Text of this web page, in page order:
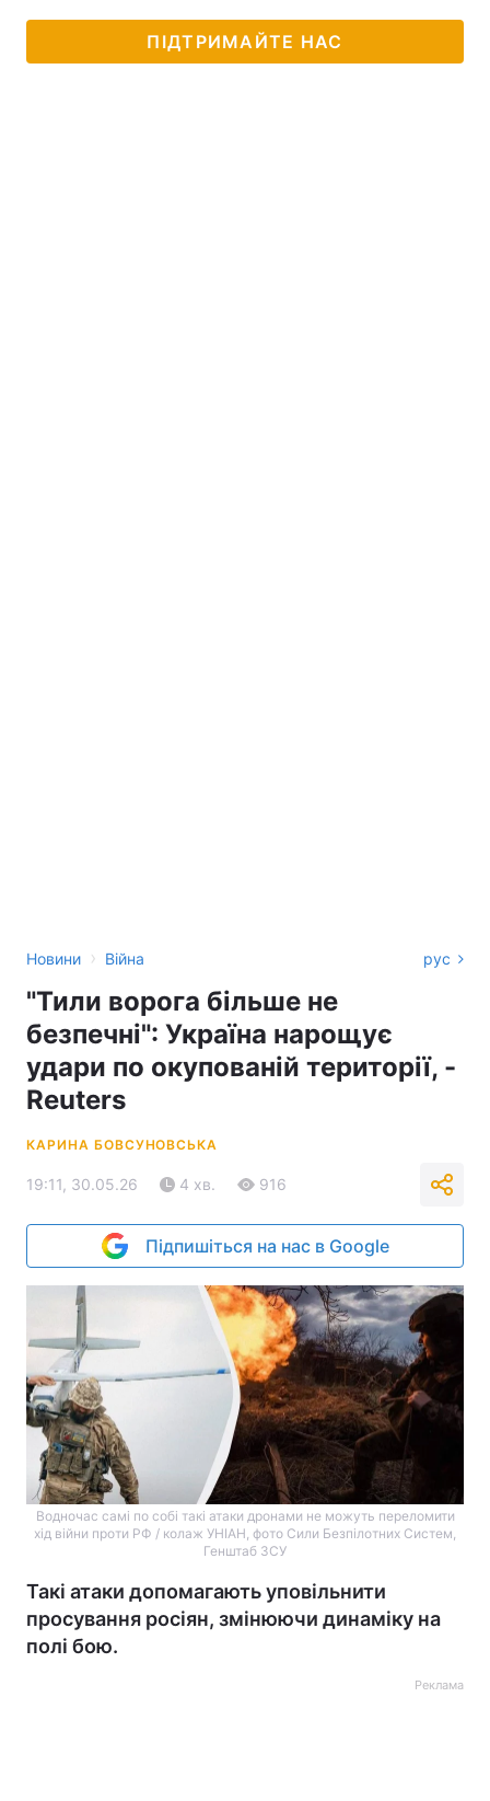
ПІДТРИМАЙТЕ НАС
Новини › Війна рус
"Тили ворога більше не
безпечні": Україна нарощує
удари по окупованій території, -
Reuters
КАРИНА БОВСУНОВСЬКА
19:11, 30.05.26 4 хв. 916
Підпишіться на нас в Google
Водночас самі по собі такі атаки дронами не можуть переломити
хід війни проти РФ / колаж УНІАН, фото Сили Безпілотних Систем,
Генштаб ЗСУ
Такі атаки допомагають уповільнити
просування росіян, змінюючи динаміку на
полі бою.
Реклама